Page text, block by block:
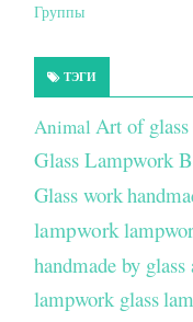
Группы
ТЭГИ
Animal Art of glass
Glass Lampwork
Glass work
lampwork
handmade by
lampwork glass